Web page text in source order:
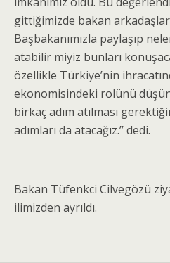
gittiğimizde bakan
Başbakanımızla paylaşıp
atabilir miyiz bunları
özellikle Türkiye’nin
ekonomisindeki rolünü
birkaç adım atılması
adımları da atacağız.’’ dedi.
Bakan Tüfenkci Cilvegözü
ilimizden ayrıldı.